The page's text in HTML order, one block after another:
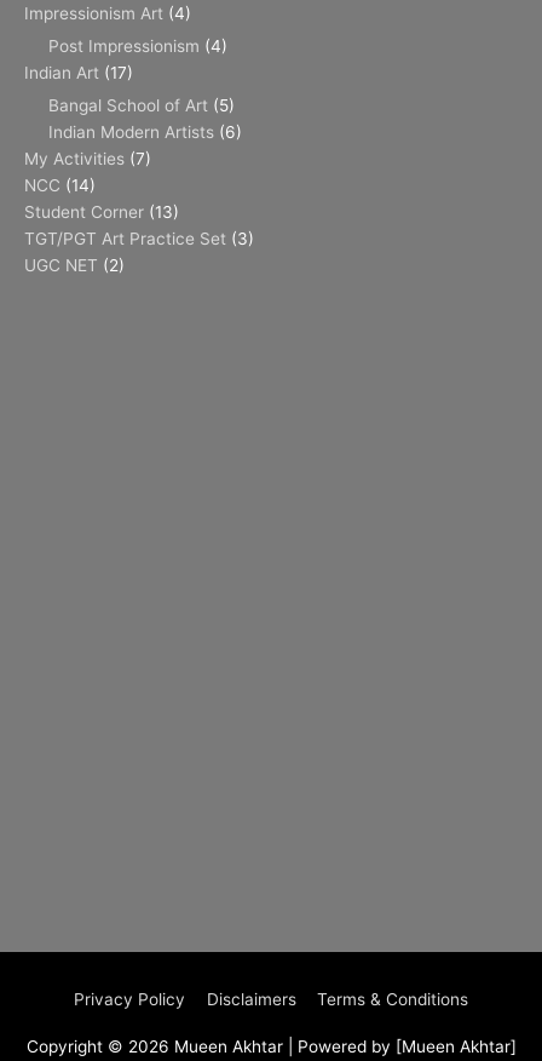
Impressionism Art (4)
Post Impressionism (4)
Indian Art (17)
Bangal School of Art (5)
Indian Modern Artists (6)
My Activities (7)
NCC (14)
Student Corner (13)
TGT/PGT Art Practice Set (3)
UGC NET (2)
Privacy Policy Disclaimers Terms & Conditions
Copyright © 2026 Mueen Akhtar| Powered by [Mueen Akhtar]